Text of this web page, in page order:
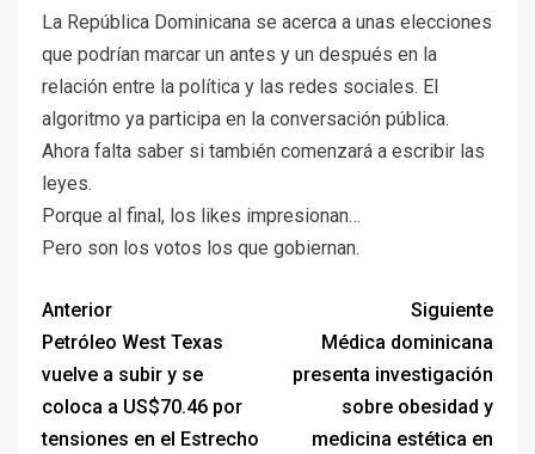
La República Dominicana se acerca a unas elecciones
que podrían marcar un antes y un después en la
relación entre la política y las redes sociales. El
algoritmo ya participa en la conversación pública.
Ahora falta saber si también comenzará a escribir las
leyes.
Porque al final, los likes impresionan…
Pero son los votos los que gobiernan.
Anterior
Petróleo West Texas
vuelve a subir y se
coloca a US$70.46 por
tensiones en el Estrecho
Siguiente
Médica dominicana
presenta investigación
sobre obesidad y
medicina estética en